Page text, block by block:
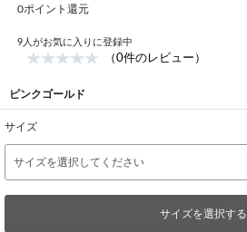
0ポイント還元
9 人がお気に入りに登録中
（0件のレビュー）
ピンクゴールド
サイズ
サイズを選択する